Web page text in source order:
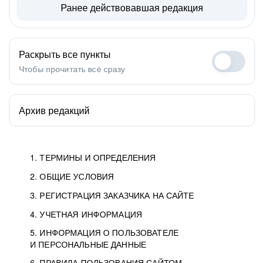
1. ТЕРМИНЫ И ОПРЕДЕЛЕНИЯ
2. ОБЩИЕ УСЛОВИЯ
3. РЕГИСТРАЦИЯ ЗАКАЗЧИКА НА САЙТЕ
4. УЧЕТНАЯ ИНФОРМАЦИЯ
5. ИНФОРМАЦИЯ О ПОЛЬЗОВАТЕЛЕ
И ПЕРСОНАЛЬНЫЕ ДАННЫЕ
Ранее действовавшая редакция
Раскрыть все пункты
Чтобы прочитать всё сразу
Архив редакций